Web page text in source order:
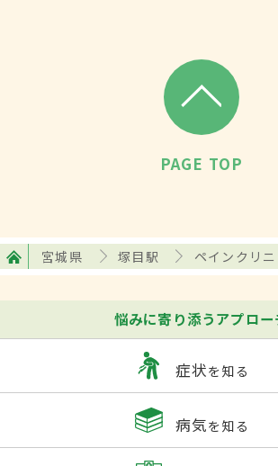
PAGE TOP
宮城県 塚目駅 ペインクリ
悩みに寄り添うアプロー
症状を知る
病気を知る